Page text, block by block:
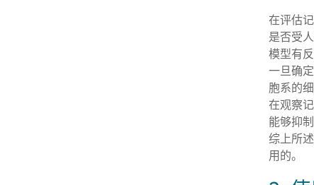
在评估
是否受
模型有
一旦确
胞系的
在观察
能够抑
综上所
用的。